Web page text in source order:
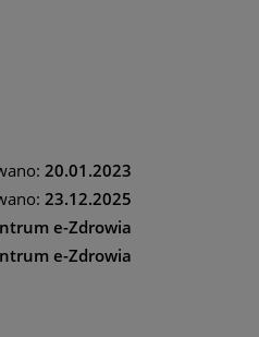
20.01.2023
23.12.2025
e-Zdrowia
e-Zdrowia